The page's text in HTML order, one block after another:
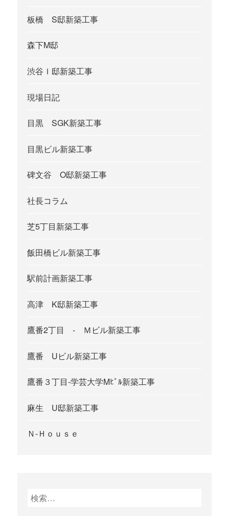
板橋 S邸新築工事
森下M邸
渋谷Ｉ邸新築工事
現場日記
目黒 SGK新築工事
目黒ビル新築工事
碑文谷 O邸新築工事
社長コラム
芝5丁目新築工事
飯田橋ビル新築工事
駅前計画新築工事
高津 K邸新築工事
鷹番2丁目 - Ｍビル新築工事
鷹番 Uビル新築工事
鷹番３丁目-学芸大学Mﾋﾞﾙ新築工事
麻生 U邸新築工事
Ｎ-Ｈｏｕｓｅ
検